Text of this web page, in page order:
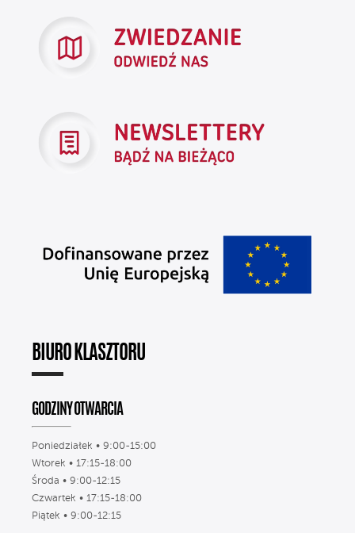
BIURO KLASZTORU
GODZINY OTWARCIA
Poniedziałek • 9:00-15:00
Wtorek • 17:15-18:00
Środa • 9:00-12:15
Czwartek • 17:15-18:00
Piątek • 9:00-12:15